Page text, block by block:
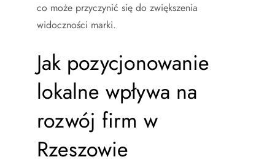
co może przyczynić się do zwiększenia
widoczności marki.
Jak pozycjonowanie
lokalne wpływa na
rozwój firm w
Rzeszowie